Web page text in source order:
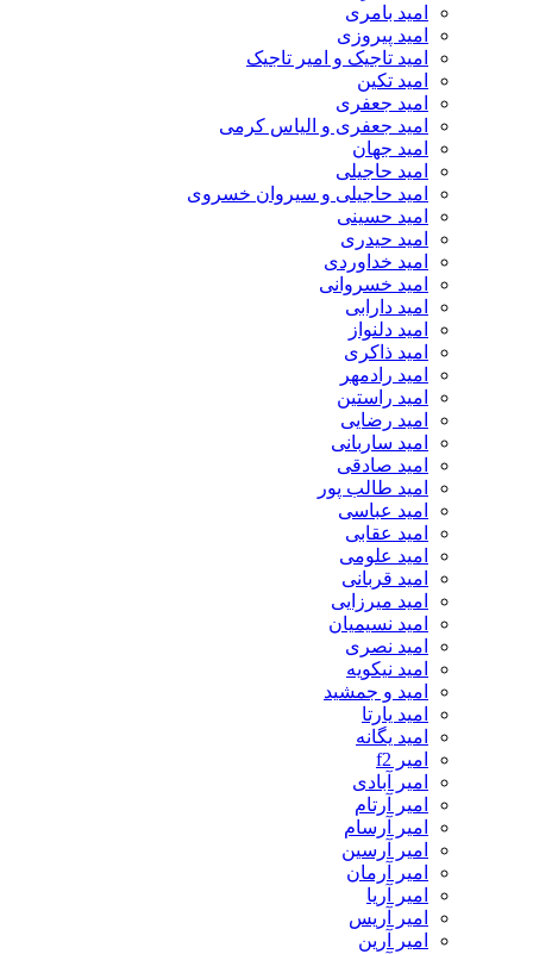
امید بامری
امید پیروزی
امید تاجیک و امیر تاجیک
امید تکین
امید جعفری
امید جعفری و الیاس کرمی
امید جهان
امید حاجیلی
امید حاجیلی و سیروان خسروی
امید حسینی
امید حیدری
امید خداوردی
امید خسروانی
امید دارابی
امید دلنواز
امید ذاکری
امید رادمهر
امید راستین
امید رضایی
امید ساربانی
امید صادقی
امید طالب پور
امید عباسی
امید عقابی
امید علومی
امید قربانی
امید میرزایی
امید نسیمیان
امید نصری
امید نیکویه
امید و جمشید
امید یارتا
امید یگانه
امیر f2
امیر آبادی
امیر آرتام
امیر آرسام
امیر آرسین
امیر آرمان
امیر آریا
امیر آریس
امیر آرین